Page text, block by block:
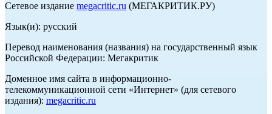
Сетевое издание megacritic.ru (МЕГАКРИТИК.РУ)
Язык(и): русский
Перевод наименования (названия) на государственный язык
Российской Федерации: Мегакритик
Доменное имя сайта в информационно-
телекоммуникационной сети «Интернет» (для сетевого
издания): megacritic.ru